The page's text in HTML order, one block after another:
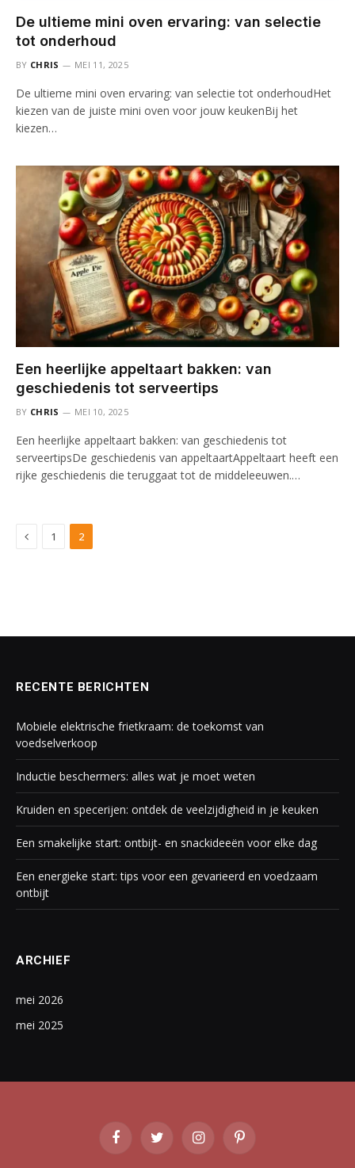
De ultieme mini oven ervaring: van selectie
tot onderhoud
BY CHRIS MEI 11, 2025
De ultieme mini oven ervaring: van selectie tot onderhoudHet
kiezen van de juiste mini oven voor jouw keukenBij het
kiezen…
Een heerlijke appeltaart bakken: van
geschiedenis tot serveertips
BY CHRIS MEI 10, 2025
Een heerlijke appeltaart bakken: van geschiedenis tot
serveertipsDe geschiedenis van appeltaartAppeltaart heeft een
rijke geschiedenis die teruggaat tot de middeleeuwen.…
Previous
1 2
RECENTE BERICHTEN
Mobiele elektrische frietkraam: de toekomst van
voedselverkoop
Inductie beschermers: alles wat je moet weten
Kruiden en specerijen: ontdek de veelzijdigheid in je keuken
Een smakelijke start: ontbijt- en snackideeën voor elke dag
Een energieke start: tips voor een gevarieerd en voedzaam
ontbijt
ARCHIEF
mei 2026
mei 2025
FacebookTwitter InstagramPinterest